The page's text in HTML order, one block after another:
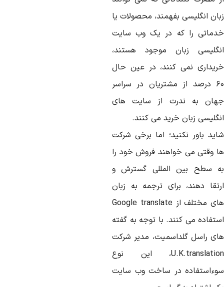
انگلیسی بفهمند، محصولات یا
را که در یک وب سایت
زبان موجود هستند،
نمی کنند، در عین حال
۶۰ درصد از مشتریان در سراسر
به ندرت از سایت های
زبان خرید می کنند.
باور نکنید؛ اما برخی شرکت
وقتی می خواهند فروش خود را
سطح بین المللی گسترش و
دهند، برای ترجمه به زبان
های مختلف از Google translate
می کنند. با توجه به گفته
راسل گلداسمیت، مدیر شرکت
U.K.translation، این نوع
در ساخت وب سایت